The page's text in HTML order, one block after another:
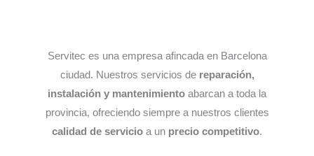
Servitec es una empresa afincada en Barcelona
ciudad. Nuestros servicios de reparación,
instalación y mantenimiento abarcan a toda la
provincia, ofreciendo siempre a nuestros clientes
calidad de servicio a un precio competitivo.